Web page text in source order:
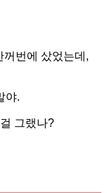
꺼번에 샀었는데,
야.
그랬나?